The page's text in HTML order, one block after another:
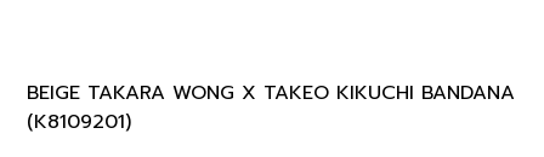
BEIGE TAKARA WONG X TAKEO KIKUCHI BANDANA
(K8109201)